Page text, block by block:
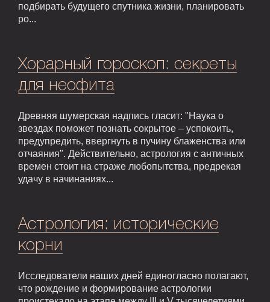
подбирать будущего спутника жизни, планировать
ро...
Хорарный гороскоп: секреты
для неофита
Древняя шумерская надпись гласит: "Наука о
звездах поможет познать сокрытое – успокоить,
предупредить, ввергнуть в пучину блаженства или
отчаяния". Действительно, астрология с античных
времен стоит на страже любопытства, предрекая
удачу в начинаниях...
Астрология: исторические
корни
Исследователи наших дней единогласно полагают,
что рождение и формирование астрологии